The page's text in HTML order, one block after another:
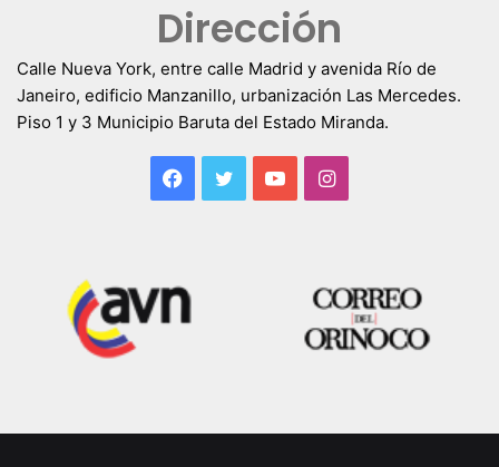
Dirección
Calle Nueva York, entre calle Madrid y avenida Río de
Janeiro, edificio Manzanillo, urbanización Las Mercedes.
Piso 1 y 3 Municipio Baruta del Estado Miranda.
Facebook
TwitterYouTubeInstagram